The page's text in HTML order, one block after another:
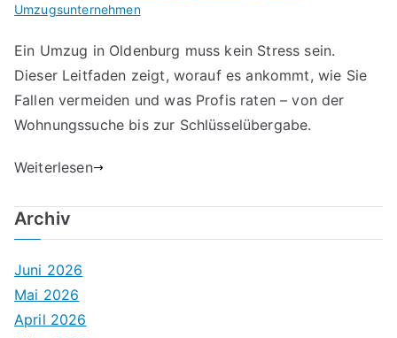
Umzugsunternehmen
Ein Umzug in Oldenburg muss kein Stress sein.
Dieser Leitfaden zeigt, worauf es ankommt, wie Sie
Fallen vermeiden und was Profis raten – von der
Wohnungssuche bis zur Schlüsselübergabe.
Weiterlesen
Archiv
Juni 2026
Mai 2026
April 2026